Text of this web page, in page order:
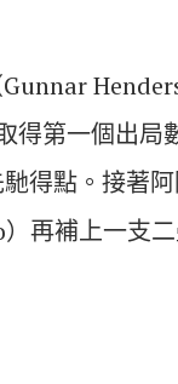
得第一個出局
得點。接著
再補上一支